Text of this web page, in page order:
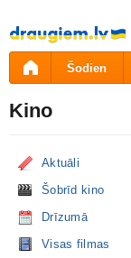
Pāriet
uz
saturu
Šodien
Kino
Aktuāli
Šobrīd kino
Drīzumā
Visas filmas